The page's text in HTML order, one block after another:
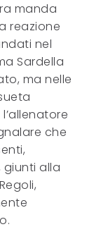
manda
reazione
nel
Sardella
ma nelle
che
giunti alla